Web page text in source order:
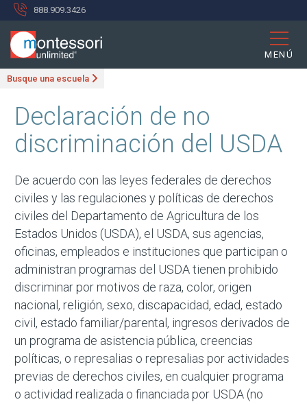
888.909.3426
MENÚ
Busque una escuela
Declaración de no
discriminación del USDA
De acuerdo con las leyes federales de derechos
civiles y las regulaciones y políticas de derechos
civiles del Departamento de Agricultura de los
Estados Unidos (USDA), el USDA, sus agencias,
oficinas, empleados e instituciones que participan o
administran programas del USDA tienen prohibido
discriminar por motivos de raza, color, origen
nacional, religión, sexo, discapacidad, edad, estado
civil, estado familiar/parental, ingresos derivados de
un programa de asistencia pública, creencias
políticas, o represalias o represalias por actividades
previas de derechos civiles, en cualquier programa
o actividad realizada o financiada por USDA (no